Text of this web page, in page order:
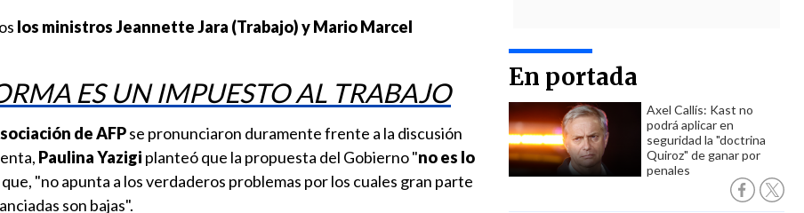
En portada
Axel Callís: Kast no
podrá aplicar en
seguridad la "doctrina
Quiroz" de ganar por
penales
los ministros Jeannette Jara (Trabajo) y Mario Marcel
ES UN IMPUESTO AL TRABAJO
de AFPse pronunciaron duramente frente a la discusión
Paulina Yazigi planteó que la propuesta del Gobierno "no es lo
que, "no apunta a los verdaderos problemas por los cuales gran parte
son bajas".